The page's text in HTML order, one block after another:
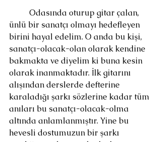
ünlü bir sanatçı olmayı hedefleyen
birini hayal edelim. O anda bu kişi,
sanatçı-olacak-olan olarak kendine
bakmakta ve diyelim ki buna kesin
olarak inanmaktadır. İlk gitarını
alışından derslerde defterine
karaladığı şarkı sözlerine kadar tüm
anıları bu sanatçı-olacak-olma
altında anlamlanmıştır. Yine bu
hevesli dostumuzun bir şarkı